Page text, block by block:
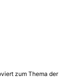
zum Thema der